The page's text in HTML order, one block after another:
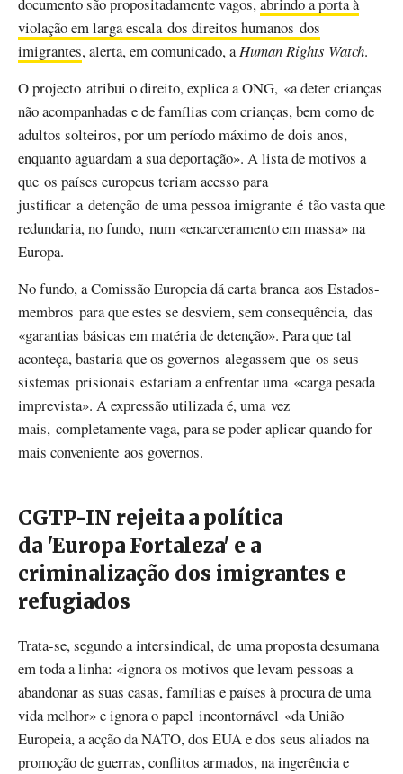
violação em larga escala dos direitos humanos dos
imigrantes, alerta, em comunicado, aHuman Rights Watch.
O projecto atribui o direito, explica a ONG, «a deter crianças
não acompanhadas e de famílias com crianças, bem como de
adultos solteiros, por um período máximo de dois anos,
enquanto aguardam a sua deportação». A lista de motivos a
que os países europeus teriam acesso para
justificar a detenção de uma pessoa imigrante é tão vasta que
redundaria, no fundo, num «encarceramento em massa» na
Europa.
No fundo, a Comissão Europeia dá carta branca aos Estados-
membros para que estes se desviem, sem consequência, das
«garantias básicas em matéria de detenção». Para que tal
aconteça, bastaria que os governos alegassem que os seus
sistemas prisionais estariam a enfrentar uma «carga pesada
imprevista». A expressão utilizada é, uma vez
mais, completamente vaga, para se poder aplicar quando for
mais conveniente aos governos.
CGTP-IN rejeita a política
da 'Europa Fortaleza' e a
criminalização dos imigrantes e
refugiados
Trata-se, segundo a intersindical, de uma proposta desumana
em toda a linha: «ignora os motivos que levam pessoas a
abandonar as suas casas, famílias e países à procura de uma
vida melhor» e ignora o papel incontornável «da União
Europeia, a acção da NATO, dos EUA e dos seus aliados na
promoção de guerras, conflitos armados, na ingerência e